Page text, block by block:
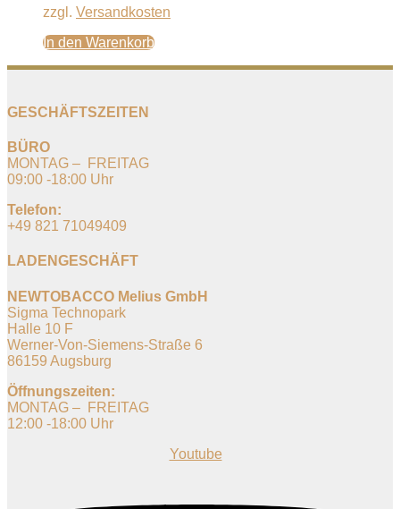
zzgl. Versandkosten
In den Warenkorb
GESCHÄFTSZEITEN
BÜRO
MONTAG – FREITAG
09:00 -18:00 Uhr
Telefon:
+49 821 71049409
LADENGESCHÄFT
NEWTOBACCO Melius GmbH
Sigma Technopark
Halle 10 F
Werner-Von-Siemens-Straße 6
86159 Augsburg
Öffnungszeiten:
MONTAG – FREITAG
12:00 -18:00 Uhr
Youtube